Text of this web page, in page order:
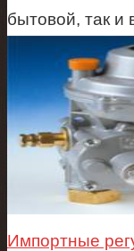
бытовой, так и
Импортные